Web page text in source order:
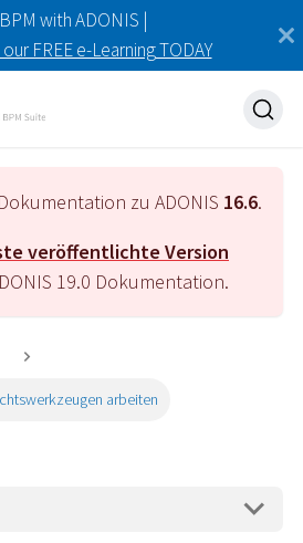
with ADONIS |
FREE e-Learning TODAY
zu ADONIS 16.6.
veröffentlichte Version
19.0 Dokumentation.
arbeiten